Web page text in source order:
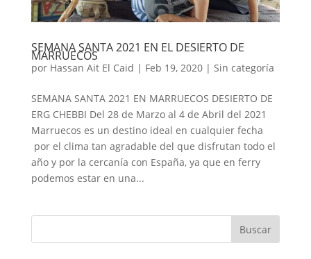
SEMANA SANTA 2021 EN EL DESIERTO DE
MARRUECOS
por Hassan Ait El Caid | Feb 19, 2020| Sin categoría
SEMANA SANTA 2021 EN MARRUECOS DESIERTO DE
ERG CHEBBI Del 28 de Marzo al 4 de Abril del 2021
Marruecos es un destino ideal en cualquier fecha
por el clima tan agradable del que disfrutan todo el
año y por la cercanía con España, ya que en ferry
podemos estar en una...